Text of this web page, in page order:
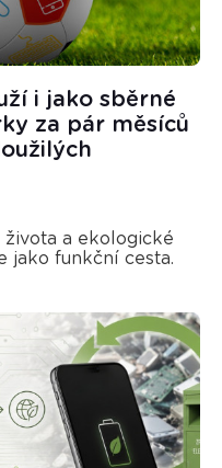
i jako sběrné
za pár měsíců
a ekologické
jako funkční cesta.